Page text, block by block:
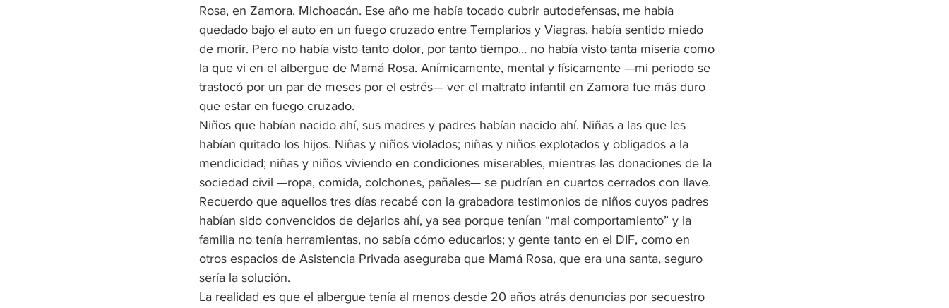
Rosa, en Zamora, Michoacán. Ese año me había tocado cubrir autodefensas, me había
quedado bajo el auto en un fuego cruzado entre Templarios y Viagras, había sentido miedo
de morir. Pero no había visto tanto dolor, por tanto tiempo… no había visto tanta miseria como
la que vi en el albergue de Mamá Rosa. Anímicamente, mental y físicamente —mi periodo se
trastocó por un par de meses por el estrés— ver el maltrato infantil en Zamora fue más duro
que estar en fuego cruzado.
Niños que habían nacido ahí, sus madres y padres habían nacido ahí. Niñas a las que les
habían quitado los hijos. Niñas y niños violados; niñas y niños explotados y obligados a la
mendicidad; niñas y niños viviendo en condiciones miserables, mientras las donaciones de la
sociedad civil —ropa, comida, colchones, pañales— se pudrían en cuartos cerrados con llave.
Recuerdo que aquellos tres días recabé con la grabadora testimonios de niños cuyos padres
habían sido convencidos de dejarlos ahí, ya sea porque tenían “mal comportamiento” y la
familia no tenía herramientas, no sabía cómo educarlos; y gente tanto en el DIF, como en
otros espacios de Asistencia Privada aseguraba que Mamá Rosa, que era una santa, seguro
sería la solución.
La realidad es que el albergue tenía al menos desde 20 años atrás denuncias por secuestro